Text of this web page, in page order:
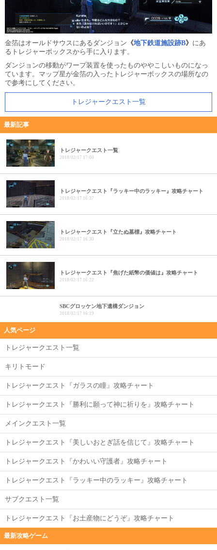
金箔はオールドサウスにあるダンジョン 《地下鉄道施設跡B》 にあ
るトレジャーボックスから手に入ります。
ダンジョンの移動がワープ装置を使ったものややこしいものになっ
ています。マップ星が金箔の入ったトレジャーボックスの場所なの
で参考にしてください。
トレジャークエスト一覧
最新記事
トレジャークエスト一覧
2018/02/17 17:00
トレジャークエスト『ラッキー中のラッキー』攻略チャート
2018/02/17 16:37
トレジャークエスト『立たぬ墓標』攻略チャート
2018/02/17 16:30
トレジャークエスト『焦げた紙幣の価値は』攻略チャート
2018/02/17 16:22
SBCグロッケン地下遺構ダンジョン
2018/02/17 16:19
人気ページ
トレジャークエスト一覧
キリトモード
トレジャークエスト『ガラスの瞳』攻略チャート
トレジャークエスト『勝利に願って神に祈りを』攻略チャート
メインクエスト一覧
トレジャークエスト『美しいおとぎ話を信じて』攻略チャート
トレジャークエスト『かわいい守護者』攻略チャート
トレジャークエスト『ラッキー中のラッキー』攻略チャート
サブクエスト一覧
トレジャークエスト『お土産物にどうぞ』攻略チャート
最新攻略ゲーム